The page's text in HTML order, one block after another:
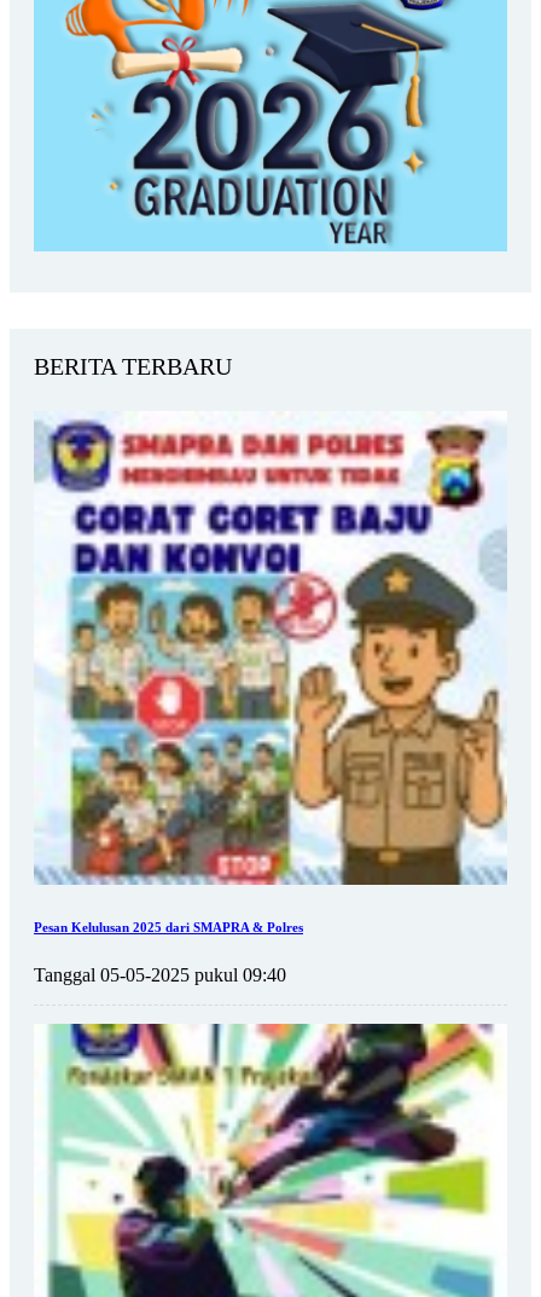
BERITA TERBARU
Pesan Kelulusan 2025 dari SMAPRA & Polres
Tanggal 05-05-2025 pukul 09:40